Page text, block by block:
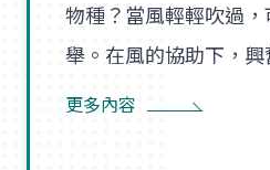
物種？當風輕輕吹過
舉。在風的協助下，興
孢子的盛況，在精彩過
更多內容